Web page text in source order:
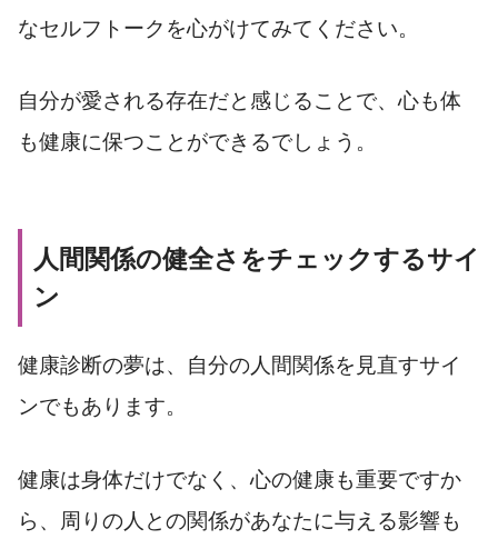
なセルフトークを心がけてみてください。
自分が愛される存在だと感じることで、心も体
も健康に保つことができるでしょう。
人間関係の健全さをチェックするサイ
ン
健康診断の夢は、自分の人間関係を見直すサイ
ンでもあります。
健康は身体だけでなく、心の健康も重要ですか
ら、周りの人との関係があなたに与える影響も